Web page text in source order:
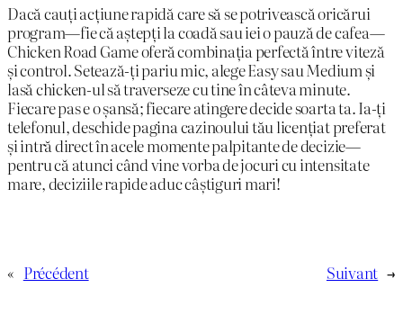
Dacă cauți acțiune rapidă care să se potrivească oricărui
program—fie că aștepți la coadă sau iei o pauză de cafea—
Chicken Road Game oferă combinația perfectă între viteză
și control. Setează-ți pariu mic, alege Easy sau Medium și
lasă chicken-ul să traverseze cu tine în câteva minute.
Fiecare pas e o șansă; fiecare atingere decide soarta ta. Ia-ți
telefonul, deschide pagina cazinoului tău licențiat preferat
și intră direct în acele momente palpitante de decizie—
pentru că atunci când vine vorba de jocuri cu intensitate
mare, deciziile rapide aduc câștiguri mari!
« Précédent Suivant →